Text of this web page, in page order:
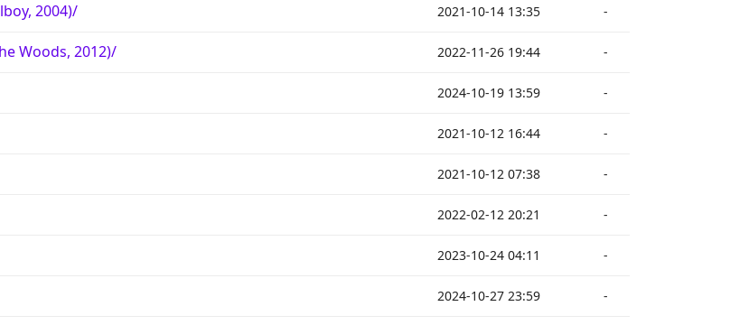
2004)/ 2021-10-14 13:35 -
Woods, 2012)/ 2022-11-26 19:44 -
2024-10-19 13:59 -
2021-10-12 16:44 -
2021-10-12 07:38 -
2022-02-12 20:21 -
2023-10-24 04:11 -
2024-10-27 23:59 -